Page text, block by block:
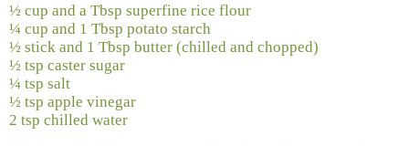
½ cup and a Tbsp superfine rice flour
¼ cup and 1 Tbsp potato starch
½ stick and 1 Tbsp butter (chilled and chopped)
½ tsp caster sugar
¼ tsp salt
½ tsp apple vinegar
2 tsp chilled water